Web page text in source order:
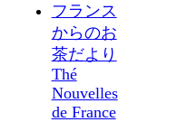
フランス
からのお
茶だより
Thé
Nouvelles
de France